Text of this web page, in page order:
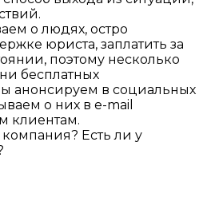
о людях, остро
юриста, заплатить за
поэтому несколько
бесплатных
анонсируем в социальных
о них в e-mail
клиентам.
компания? Есть ли у